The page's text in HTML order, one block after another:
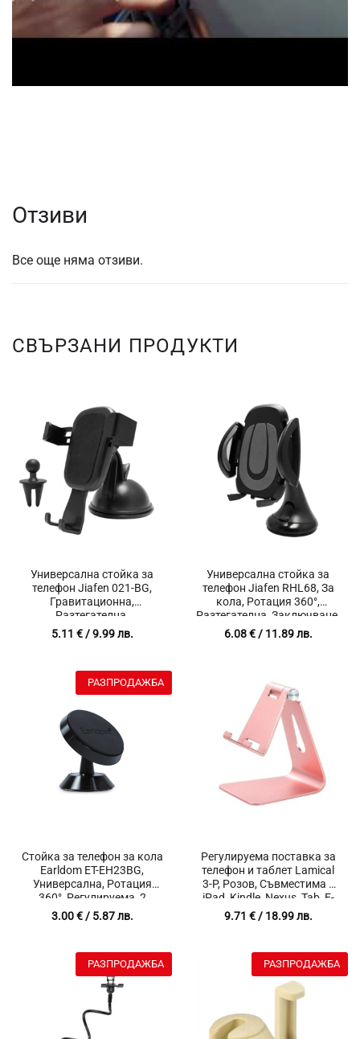
Отзиви
Все още няма отзиви.
СВЪРЗАНИ ПРОДУКТИ
Универсална стойка за
телефон Jiafen 021-BG,
Гравитационна,
Разтегателна,
Регулируема, Подходяща
за кола, Ротация 360°,
5.11 €/ 9.99 лв.
Универсална стойка за
телефон Jiafen RHL68, За
кола, Ротация 360°,
Разтегателна, Заключване,
Миеща гел подложка,
Подходяща за телефони с
6.08€/ 11.89 лв.
Стойка за телефон за кола
Earldom ET-EH23BG,
Универсална, Ротация
360°, Регулируема, 2
магнита за телефон
3.00€/ 5.87 лв.
РАЗПРОДАЖБА
Регулируема поставка за
телефон и таблет Lamical
3-P, Розов, Съвместима с
iPad, Kindle, Nexus, Tab, E-
Reader, Xiaomi, Samsung (4-
10″), Настолна
9.71 €/ 18.99 лв.
РАЗПРОДАЖБА РАЗПРОДАЖБА